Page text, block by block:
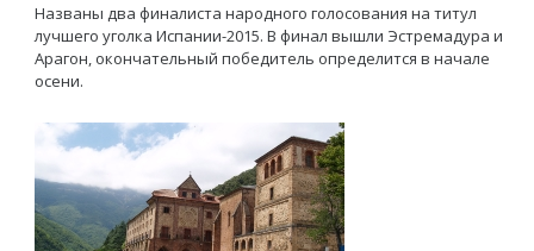
Названы два финалиста народного голосования на титул
лучшего уголка Испании-2015. В финал вышли Эстремадура и
Арагон, окончательный победитель определится в начале
осени.